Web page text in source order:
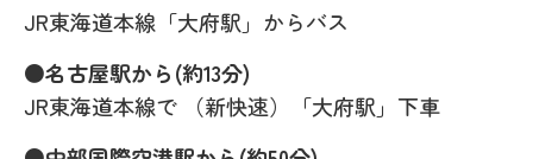
JR東海道本線「大府駅」からバス
●名古屋駅から(約13分)
JR東海道本線で （新快速）「大府駅」下車